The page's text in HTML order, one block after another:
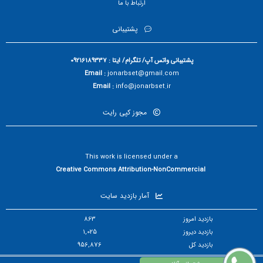
ارتباط با ما
پشتیبانی
پشتیبانی واتس آپ/ تلگرام/ ایتا : 09216189337
Email :jonarbset@gmail.com
Email :info@jonarbset.ir
مجوز کپی رایت
This work is licensed under a
آمار بازدید سایت
بازدید امروز
863
بازدید دیروز
1,025
بازدید کل
956,876